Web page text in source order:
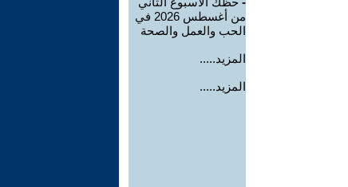
من أغسطس 2026 في
الحب والعمل والصحة
المزيد.....
المزيد.....